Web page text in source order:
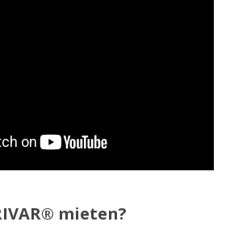
mieten?